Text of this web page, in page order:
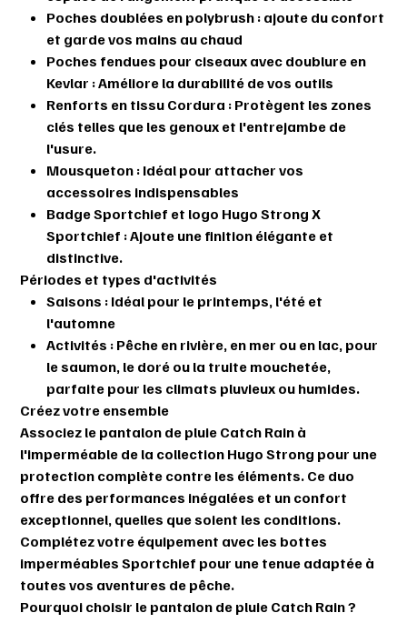
Poches doublées en polybrush : ajoute du confort
et garde vos mains au chaud
Poches fendues pour ciseaux avec doublure en
Kevlar : Améliore la durabilité de vos outils
Renforts en tissu Cordura : Protègent les zones
clés telles que les genoux et l'entrejambe de
l'usure.
Mousqueton : Idéal pour attacher vos
accessoires indispensables
Badge Sportchief et logo Hugo Strong X
Sportchief : Ajoute une finition élégante et
distinctive.
Périodes et types d'activités
Saisons : Idéal pour le printemps, l'été et
l'automne
Activités : Pêche en rivière, en mer ou en lac, pour
le saumon, le doré ou la truite mouchetée,
parfaite pour les climats pluvieux ou humides.
Créez votre ensemble
Associez le pantalon de pluie Catch Rain à
l'imperméable de la collection Hugo Strong pour une
protection complète contre les éléments. Ce duo
offre des performances inégalées et un confort
exceptionnel, quelles que soient les conditions.
Complétez votre équipement avec les bottes
imperméables Sportchief pour une tenue adaptée à
toutes vos aventures de pêche.
Pourquoi choisir le pantalon de pluie Catch Rain ?